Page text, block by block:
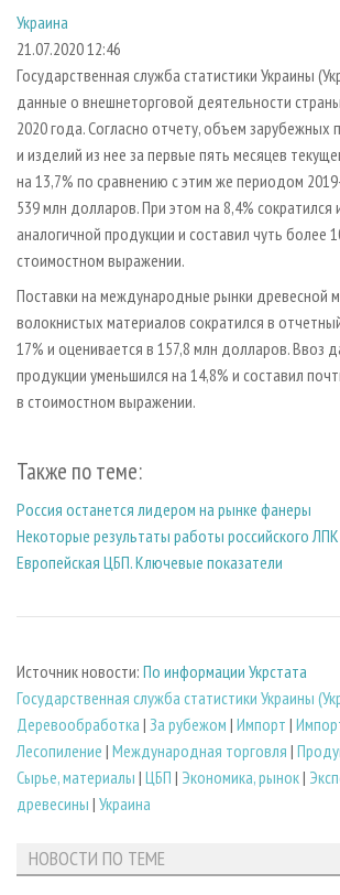
СУШКА ДРЕВЕСИНЫ
ПРОИЗВОДСТВО ДРЕВЕСНЫХ ПЛИТ
ДЕРЕВЯННОЕ ДОМОСТРОЕНИЕ
ПРОИЗВОДСТВО МЕБЕЛИ
БИОЭНЕРГЕТИКА
ЦБП
ИНСТРУМЕНТ И МАТЕРИАЛЫ
ПЕРСОНЫ
МОБИЛЬНЫЕ ВЫСТАВКИ
ОФИЦИАЛЬНЫЕ ДЕЛЕГАЦИИ
ПРИОРИТЕТНЫЕ ИНВЕСТПРОЕКТЫ
RUSSIAN FORESTRY REVIEW
ГАЗЕТА ЛЕСПРОМФОРУМ
БИБЛИОТЕКА СПЕЦИАЛИСТА
КОНТАКТЫ
РЕКЛАМОДАТЕЛЯМ
РЕКЛАМА
РЕКЛАМА НА САЙТЕ
Украина
21.07.2020 12:46
Государственная служба статистики Украины
данные о внешнеторговой деятельности
2020 года. Согласно отчету, объем зарубежных
и изделий из нее за первые пять месяцев
на 13,7% по сравнению с этим же периодом
539 млн долларов. При этом на 8,4% сократился
аналогичной продукции и составил чуть более
стоимостном выражении.
Поставки на международные рынки древесной
волокнистых материалов сократился в
17% и оценивается в 157,8 млн долларов. Ввоз
продукции уменьшился на 14,8% и составил
в стоимостном выражении.
Также по теме:
Россия останется лидером на рынке фанеры
Некоторые результаты работы российского ЛПК
Европейская ЦБП. Ключевые показатели
Источник новости: По информации Укрстата
Государственная служба статистики Украины
Деревообработка | За рубежом | Импорт |
Лесопиление | Международная торговля |
Сырье, материалы | ЦБП | Экономика, рынок|
древесины | Украина
НОВОСТИ ПО ТЕМЕ